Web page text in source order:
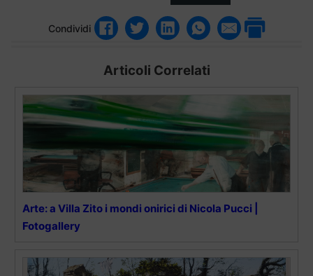
Condividi
Articoli Correlati
Arte: a Villa Zito i mondi onirici di Nicola Pucci |
Fotogallery